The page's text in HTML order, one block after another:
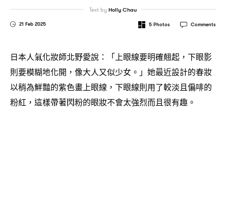
21 Feb 2025
Text byHolly Chau
5 Photos Comments
日本人氣化妝師北野愛說 ： 「上眼線要明確翹起 ， 下眼影
則要模糊地化開 ， 像大人又似少女。」她最近設計的春妝
以稍為鮮豔的紫色畫上眼線 ， 下眼線則用了較淡且偏啡的
粉紅 ， 這樣帶著閃粉的眼妝不會太強烈而且很有趣。